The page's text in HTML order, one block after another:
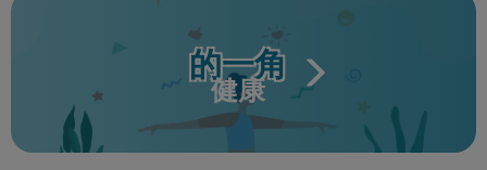
的一角
健康